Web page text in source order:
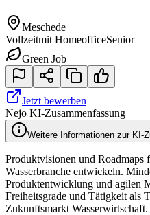
Meschede
Vollzeitmit HomeofficeSenior
Green Job
Jetzt bewerben
Nejo KI-Zusammenfassung
Weitere Informationen zur KI-
Produktvisionen und Roadmaps
Wasserbranche entwickeln.
Produktentwicklung und agilen
Freiheitsgrade und Tätigkeit als
Zukunftsmarkt Wasserwirtschaft.